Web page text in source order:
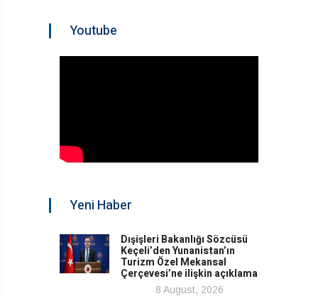
Youtube
Yeni Haber
Dışişleri Bakanlığı Sözcüsü
Keçeli’den Yunanistan’ın
Turizm Özel Mekansal
Çerçevesi’ne ilişkin açıklama
8 August, 2026